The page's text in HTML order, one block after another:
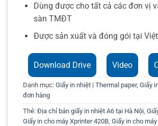
Dùng được cho tất cả các đơn vị
sàn TMĐT
Được sản xuất và đóng gói tại
Download Drive Video
Danh mục: Giấy in nhiệt | Thermal paper, Giấy
đơn hàng
Thẻ: Địa chỉ bán giấy in nhiệt A6 tại Hà Nội,
Giấy in cho máy Xprinter 420B, Giấy in cho